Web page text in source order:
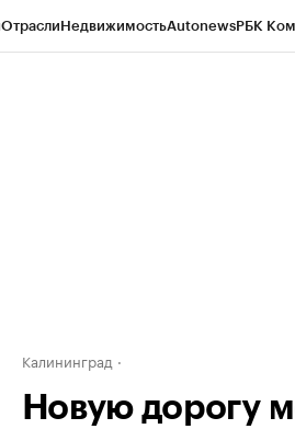
ОтраслиНедвижимостьAutonewsРБК
Калининград
Новую дорогу